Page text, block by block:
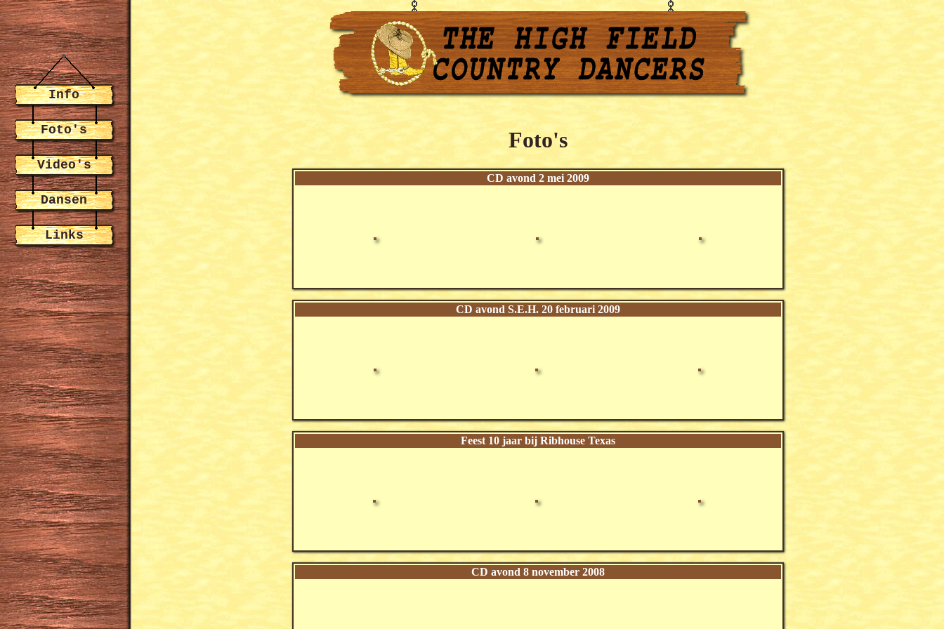
Info
Foto's
Video's
Dansen
Links
Foto's
CD avond 2 mei 2009
CD avond S.E.H. 20 februari 2009
Feest 10 jaar bij Ribhouse Texas
CD avond 8 november 2008